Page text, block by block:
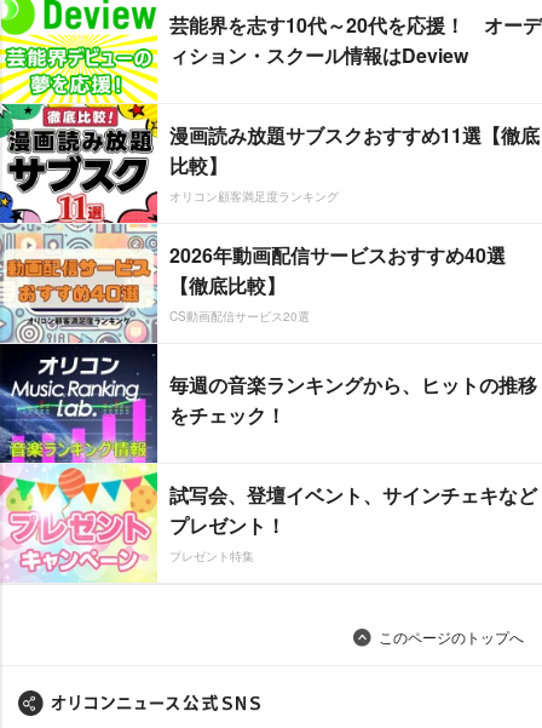
芸能界を志す10代～20代を応援！ オーデ
ィション・スクール情報はDeview
漫画読み放題サブスクおすすめ11選【徹底
比較】
オリコン顧客満足度ランキング
2026年動画配信サービスおすすめ40選
【徹底比較】
CS動画配信サービス20選
毎週の音楽ランキングから、ヒットの推移
をチェック！
試写会、登壇イベント、サインチェキなど
プレゼント！
プレゼント特集
このページのトップへ